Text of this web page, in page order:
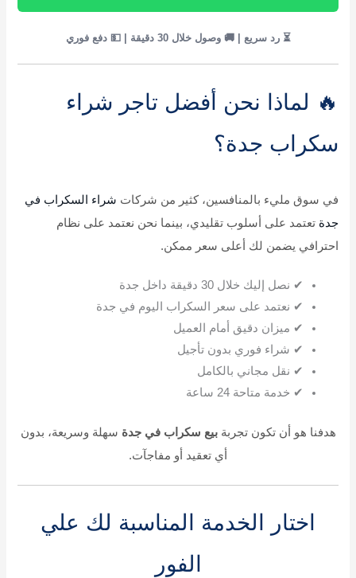
⏳ رد سريع | 🚚 وصول خلال 30 دقيقة | 💵 دفع فوري
🔥 لماذا نحن أفضل تاجر شراء
سكراب جدة؟
في سوق مليء بالمنافسين، كثير من شركات شراء السكراب في
جدة تعتمد على أسلوب تقليدي، بينما نحن نعتمد على نظام
احترافي يضمن لك أعلى سعر ممكن.
✔ نصل إليك خلال 30 دقيقة داخل جدة
✔ نعتمد على سعر السكراب اليوم في جدة
✔ ميزان دقيق أمام العميل
✔ شراء فوري بدون تأجيل
✔ نقل مجاني بالكامل
✔ خدمة متاحة 24 ساعة
هدفنا هو أن تكون تجربةبيع سكراب في جدة سهلة وسريعة، بدون
أي تعقيد أو مفاجآت.
اختار الخدمة المناسبة لك علي
الفور